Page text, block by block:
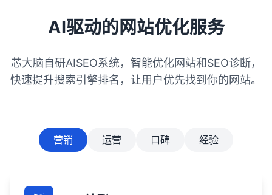
AI驱动的网站优化服务
芯大脑自研AISEO系统，智能优化网站和SEO诊断，
快速提升搜索引擎排名，让用户优先找到你的网站。
营销 运营 口碑 经验